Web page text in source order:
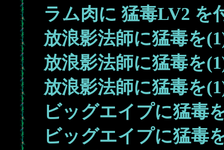
ラム肉に 猛毒LV2 を
放浪影法師に猛毒を
放浪影法師に猛毒を
放浪影法師に猛毒を
ビッグエイプに猛毒
ビッグエイプに猛毒